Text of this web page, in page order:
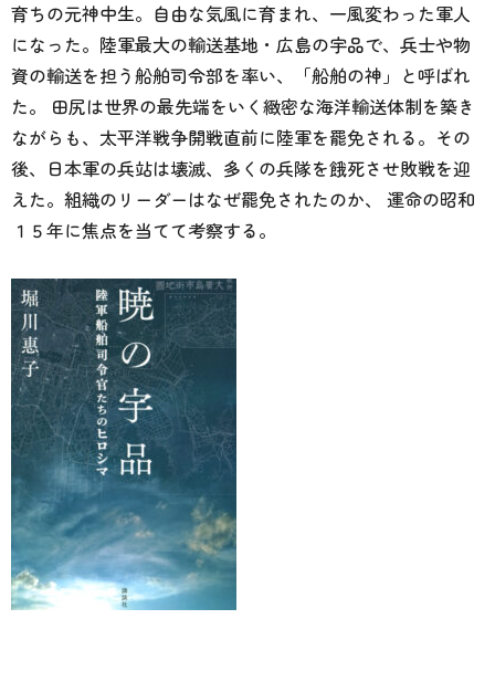
育ちの元神中生。自由な気風に育まれ、一風変わった軍人
になった。陸軍最大の輸送基地・広島の宇品で、兵士や物
資の輸送を担う船舶司令部を率い、「船舶の神」と呼ばれ
た。 田尻は世界の最先端をいく緻密な海洋輸送体制を築き
ながらも、太平洋戦争開戦直前に陸軍を罷免される。その
後、日本軍の兵站は壊滅、多くの兵隊を餓死させ敗戦を迎
えた。組織のリーダーはなぜ罷免されたのか、 運命の昭和
１５年に焦点を当てて考察する。